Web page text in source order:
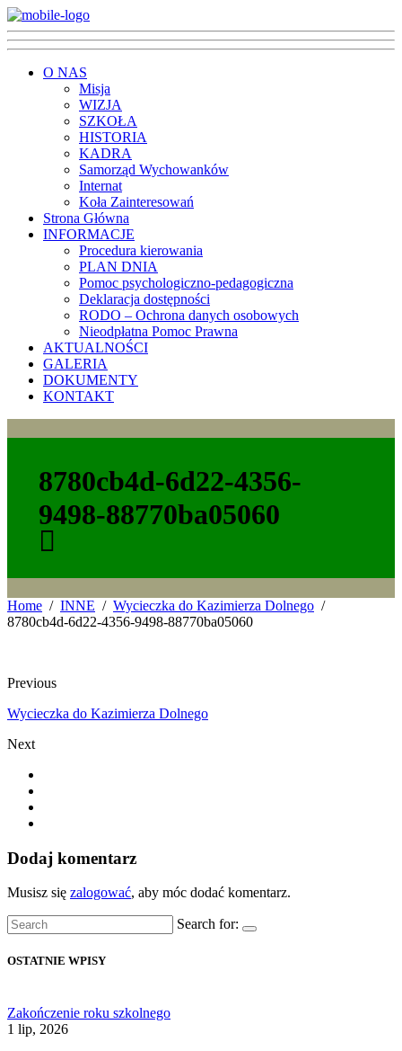
O NAS
Misja
WIZJA
SZKOŁA
HISTORIA
KADRA
Samorząd Wychowanków
Internat
Koła Zainteresowań
Strona Główna
INFORMACJE
Procedura kierowania
PLAN DNIA
Pomoc psychologiczno-pedagogiczna
Deklaracja dostępności
RODO – Ochrona danych osobowych
Nieodpłatna Pomoc Prawna
AKTUALNOŚCI
GALERIA
DOKUMENTY
KONTAKT
8780cb4d-6d22-4356-
9498-88770ba05060
Home INNE
Wycieczka do Kazimierza Dolnego
8780cb4d-6d22-4356-9498-88770ba05060
Previous
Wycieczka do Kazimierza Dolnego
Next
Dodaj komentarz
Musisz się zalogować, aby móc dodać komentarz.
Search for:
OSTATNIE WPISY
Zakończenie roku szkolnego
1 lip, 2026